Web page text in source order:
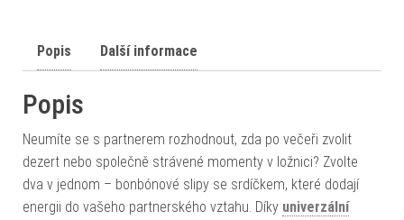
Popis Další informace
Popis
Neumíte se s partnerem rozhodnout, zda po večeři zvolit
dezert nebo společně strávené momenty v ložnici? Zvolte
dva v jednom – bonbónové slipy se srdíčkem, které dodají
energii do vašeho partnerského vztahu. Díky univerzální